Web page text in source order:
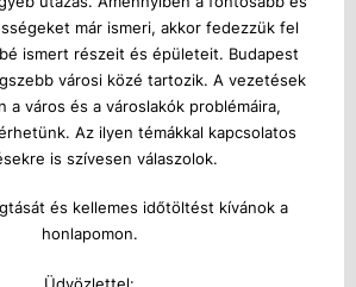
már ismeri, akkor fedezzük fel
ismert részeit és épületeit. Budapest
városi közé tartozik. A vezetések
a város és a városlakók problémáira,
Az ilyen témákkal kapcsolatos
is szívesen válaszolok.
és kellemes időtöltést kívánok a
honlapomon.
Üdvözlettel: